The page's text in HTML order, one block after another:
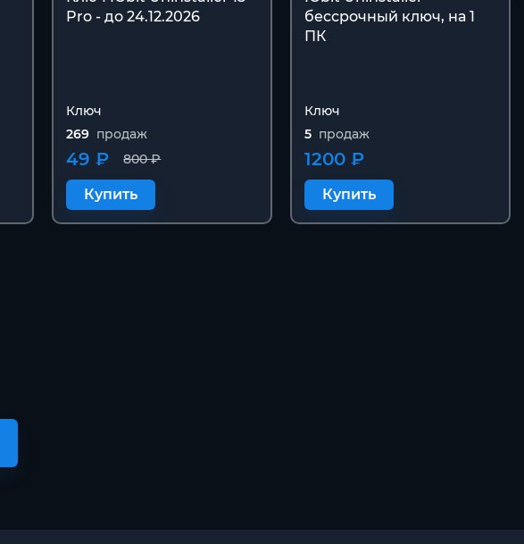
Pro - до 24.12.2026
Ключ
269 продаж
800 ₽
49 ₽
Купить
бессрочный ключ, на 1
ПК
Ключ
5 продаж
1200 ₽
Купить